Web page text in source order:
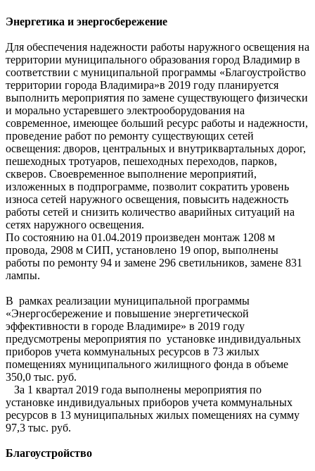
Энергетика и энергосбережение
Для обеспечения надежности работы наружного освещения на
территории муниципального образования город Владимир в
соответствии с муниципальной программы «Благоустройство
территории города Владимира»в 2019 году планируется
выполнить мероприятия по замене существующего физически
и морально устаревшего электрооборудования на
современное, имеющее больший ресурс работы и надежности,
проведение работ по ремонту существующих сетей
освещения: дворов, центральных и внутриквартальных дорог,
пешеходных тротуаров, пешеходных переходов, парков,
скверов. Своевременное выполнение мероприятий,
изложенных в подпрограмме, позволит сократить уровень
износа сетей наружного освещения, повысить надежность
работы сетей и снизить количество аварийных ситуаций на
сетях наружного освещения.
По состоянию на 01.04.2019 произведен монтаж 1208 м
провода, 2908 м СИП, установлено 19 опор, выполнены
работы по ремонту 94 и замене 296 светильников, замене 831
лампы.
В рамках реализации муниципальной программы
«Энергосбережение и повышение энергетической
эффективности в городе Владимире» в 2019 году
предусмотрены мероприятия по установке индивидуальных
приборов учета коммунальных ресурсов в 73 жилых
помещениях муниципального жилищного фонда в объеме
350,0 тыс. руб.
За 1 квартал 2019 года выполнены мероприятия по
установке индивидуальных приборов учета коммунальных
ресурсов в 13 муниципальных жилых помещениях на сумму
97,3 тыс. руб.
Благоустройство